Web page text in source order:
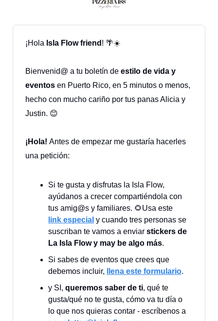
¡Hola Isla Flow friend ! 🌴☀️
Bienvenid@ a tu boletín de estilo de vida y
eventos en Puerto Rico, en 5 minutos o menos,
hecho con mucho cariño por tus panas Alicia y
Justin. 😊
¡Hola! Antes de empezar me gustaría hacerles
una petición:
Si te gusta y disfrutas la Isla Flow,
ayúdanos a crecer compartiéndola con
tus amig@s y familiares. 🌻Usa este
link especial y cuando tres personas se
suscriban te vamos a enviar stickers de
La Isla Flow y may be algo más.
Si sabes de eventos que crees que
debemos incluir,
llena este formulario.
y SI, queremos saber de ti, qué te
gusta/qué no te gusta, cómo va tu día o
lo que nos quieras contar - escríbenos a